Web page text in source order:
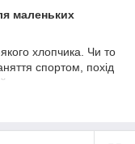
маленьких
хлопчика. Чи то
спортом, похід
трикотаж
У нашій колекції